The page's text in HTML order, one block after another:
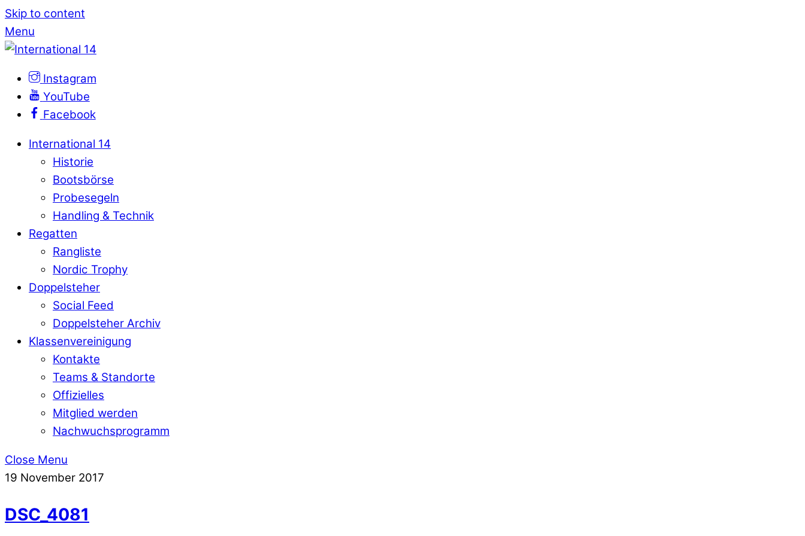
Skip to content
Menu
Instagram
YouTube
Facebook
International 14
Historie
Bootsbörse
Probesegeln
Handling & Technik
Regatten
Rangliste
Nordic Trophy
Doppelsteher
Social Feed
Doppelsteher Archiv
Klassenvereinigung
Kontakte
Teams & Standorte
Offizielles
Mitglied werden
Nachwuchsprogramm
Close Menu
19 November 2017
DSC_4081